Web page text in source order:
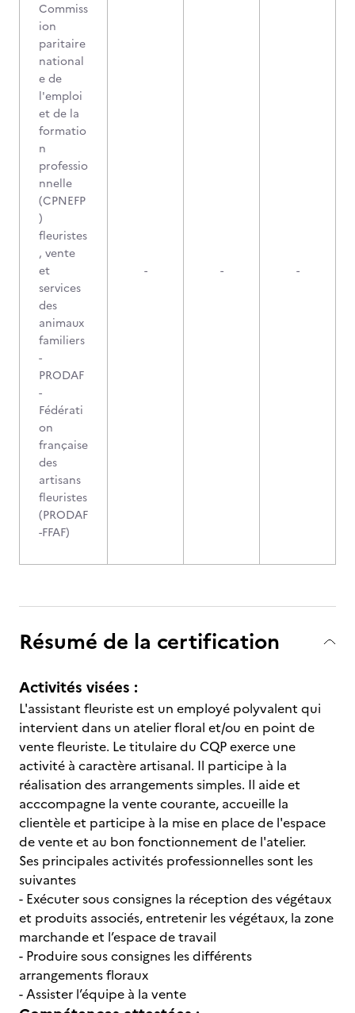
Commiss
ion
paritaire
national
e de
l'emploi
et de la
formatio
n
professio
nnelle
(CPNEFP
)
fleuristes
, vente
et
services
des
animaux
familiers
-
PRODAF
-
Fédérati
on
française
des
artisans
fleuristes
(PRODAF
-FFAF)
- - -
Résumé de la certification
Activités visées :
L'assistant fleuriste est un employé polyvalent qui
intervient dans un atelier floral et/ou en point de
vente fleuriste. Le titulaire du CQP exerce une
activité à caractère artisanal. Il participe à la
réalisation des arrangements simples. Il aide et
acccompagne la vente courante, accueille la
clientèle et participe à la mise en place de l'espace
de vente et au bon fonctionnement de l'atelier.
Ses principales activités professionnelles sont les
suivantes
- Exécuter sous consignes la réception des végétaux
et produits associés, entretenir les végétaux, la zone
marchande et l’espace de travail
- Produire sous consignes les différents
arrangements floraux
- Assister l’équipe à la vente